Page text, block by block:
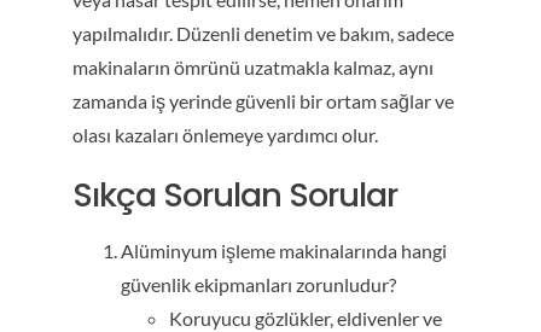
yapılmalıdır. Düzenli denetim ve bakım, sadece
makinaların ömrünü uzatmakla kalmaz, aynı
zamanda iş yerinde güvenli bir ortam sağlar ve
olası kazaları önlemeye yardımcı olur.
Sıkça Sorulan Sorular
Alüminyum işleme makinalarında hangi
güvenlik ekipmanları zorunludur?
Koruyucu gözlükler, eldivenler ve